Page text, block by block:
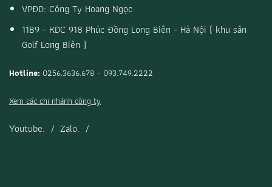
VPĐD: Công Ty Hoang Ngọc
11B9 - KDC 918 Phúc Đồng Long Biên - Hà Nội ( khu sân
Golf Long Biên )
Hotline: 0256.3636.678 - 093.749.2222
Xem các chi nhánh công ty
Youtube. / Zalo. /